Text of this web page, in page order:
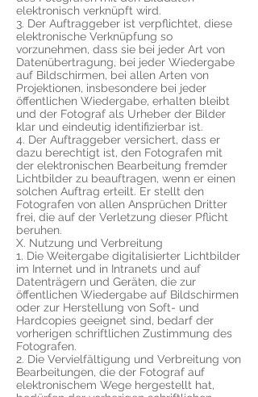
elektronisch verknüpft wird.
3. Der Auftraggeber ist verpflichtet, diese
elektronische Verknüpfung so
vorzunehmen, dass sie bei jeder Art von
Datenübertragung, bei jeder Wiedergabe
auf Bildschirmen, bei allen Arten von
Projektionen, insbesondere bei jeder
öffentlichen Wiedergabe, erhalten bleibt
und der Fotograf als Urheber der Bilder
klar und eindeutig identifizierbar ist.
4. Der Auftraggeber versichert, dass er
dazu berechtigt ist, den Fotografen mit
der elektronischen Bearbeitung fremder
Lichtbilder zu beauftragen, wenn er einen
solchen Auftrag erteilt. Er stellt den
Fotografen von allen Ansprüchen Dritter
frei, die auf der Verletzung dieser Pflicht
beruhen.
X. Nutzung und Verbreitung
1. Die Weitergabe digitalisierter Lichtbilder
im Internet und in Intranets und auf
Datenträgern und Geräten, die zur
öffentlichen Wiedergabe auf Bildschirmen
oder zur Herstellung von Soft- und
Hardcopies geeignet sind, bedarf der
vorherigen schriftlichen Zustimmung des
Fotografen.
2. Die Vervielfältigung und Verbreitung von
Bearbeitungen, die der Fotograf auf
elektronischem Wege hergestellt hat,